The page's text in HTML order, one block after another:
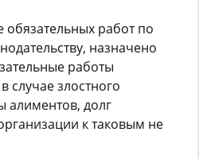
обязательных работ по
назначено
работы
случае злостного
алиментов, долг
к таковым не